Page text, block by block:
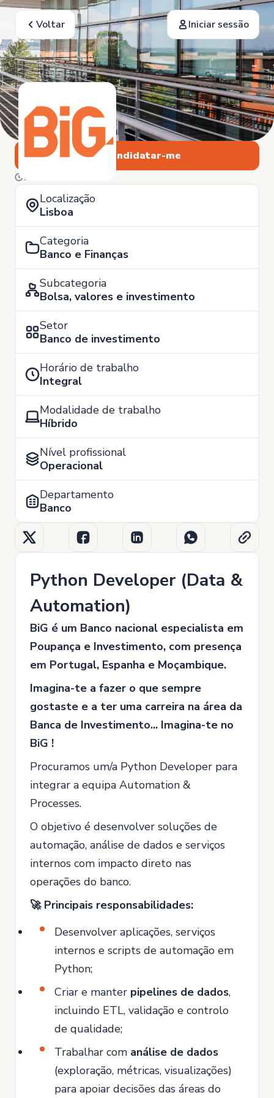
Voltar Iniciar sessão
Candidatar-me
21 de Janeiro
Localização
Lisboa
Categoria
Banco e Finanças
Subcategoria
Bolsa, valores e investimento
Setor
Banco de investimento
Horário de trabalho
Integral
Modalidade de trabalho
Híbrido
Nível profissional
Operacional
Departamento
Banco
Python Developer (Data &
Automation)
BiG é um Banco nacional especialista em
Poupança e Investimento, com presença
em Portugal, Espanha e Moçambique.
Imagina-te a fazer o que sempre
gostaste e a ter uma carreira na área da
Banca de Investimento... Imagina-te no
BiG !
Procuramos um/a Python Developer para
integrar a equipa Automation &
Processes.
O objetivo é desenvolver soluções de
automação, análise de dados e serviços
internos com impacto direto nas
operações do banco.
🚀 Principais responsabilidades:
Desenvolver aplicações, serviços
internos e scripts de automação em
Python;
Criar e manter pipelines de dados,
incluindo ETL, validação e controlo
de qualidade;
Trabalhar com análise de dados
(exploração, métricas, visualizações)
para apoiar decisões das áreas do